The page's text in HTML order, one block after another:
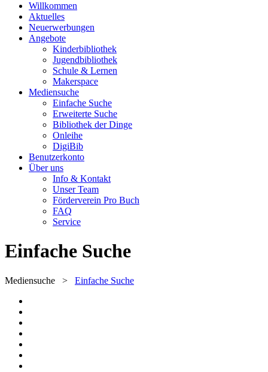
Willkommen
Aktuelles
Neuerwerbungen
Angebote
Kinderbibliothek
Jugendbibliothek
Schule & Lernen
Makerspace
Mediensuche
Einfache Suche
Erweiterte Suche
Bibliothek der Dinge
Onleihe
DigiBib
Benutzerkonto
Über uns
Info & Kontakt
Unser Team
Förderverein Pro Buch
FAQ
Service
Einfache Suche
Mediensuche > Einfache Suche